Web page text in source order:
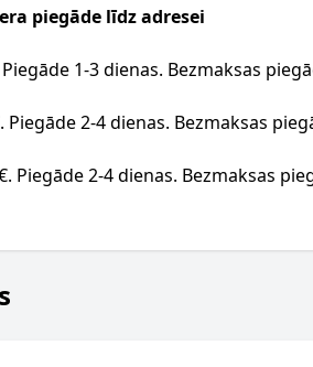
piegāde līdz adresei
1-3 dienas. Bezmaksas
Piegāde 2-4 dienas. Bezmaksas
Piegāde 2-4 dienas. Bezmaksas